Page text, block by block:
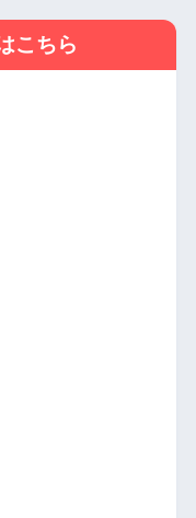
こちら